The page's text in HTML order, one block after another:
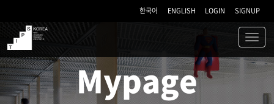
한국어 ENGLISH LOGIN SIGNUP
TIPS
Mypage